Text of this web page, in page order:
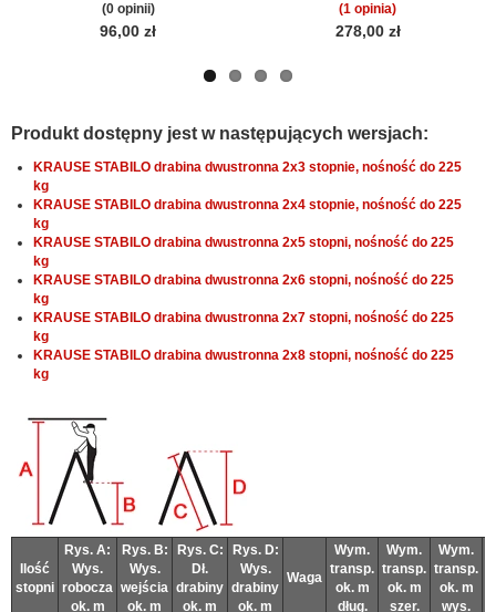
(0 opinii)
96,00 zł
(1 opinia)
278,00 zł
Produkt dostępny jest w następujących wersjach:
KRAUSE STABILO drabina dwustronna 2x3 stopnie, nośność do 225
kg
KRAUSE STABILO drabina dwustronna 2x4 stopnie, nośność do 225
kg
KRAUSE STABILO drabina dwustronna 2x5 stopni, nośność do 225
kg
KRAUSE STABILO drabina dwustronna 2x6 stopni, nośność do 225
kg
KRAUSE STABILO drabina dwustronna 2x7 stopni, nośność do 225
kg
KRAUSE STABILO drabina dwustronna 2x8 stopni, nośność do 225
kg
Ilość
stopni
Rys. A:
Wys.
robocza
ok. m
Rys. B:
Wys.
wejścia
ok. m
Rys. C:
Dł.
drabiny
ok. m
Rys. D:
Wys.
drabiny
ok. m
Waga
Wym.
transp.
ok. m
dług.
Wym.
transp.
ok. m
szer.
Wym.
transp.
ok. m
wys.